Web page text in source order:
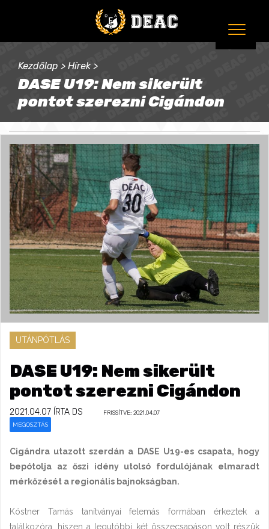
Kezdőlap > Hírek >
DASE U19: Nem sikerült
pontot szerezni Cigándon
UTÁNPÓTLÁS
DASE U19: Nem sikerült
pontot szerezni Cigándon
2021.04.07 ÍRTA DS FRISSÍTVE: 2021.04.07
MEGOSZTÁS
Cigándra utazott szerdán a DASE U19-es csapata, hogy
bepótolja az őszi idény utolsó fordulójának elmaradt
mérkőzését a regionális bajnokságban.
Köstner Tamás tanítványai felemás formában érkeztek a
találkozóra, hiszen a legutóbbi két összecsapáson volt részük